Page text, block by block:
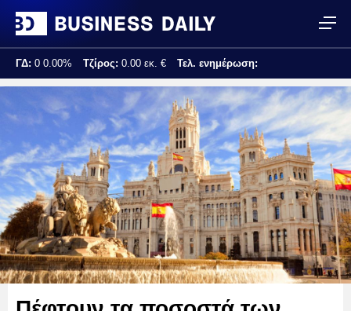
ΓΔ: 0 0.00% Τζίρος: 0.00 εκ. € Τελ. ενημέρωση: